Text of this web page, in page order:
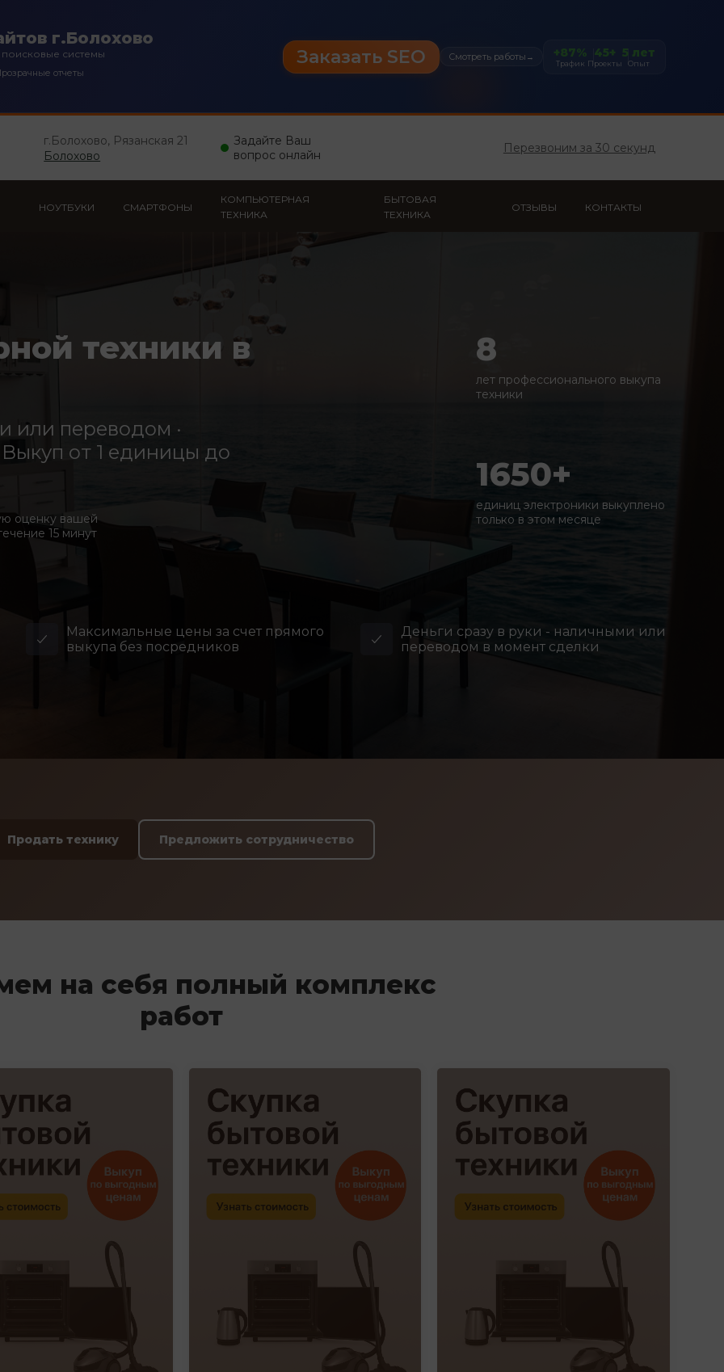
г.Болохово
системы
отчеты
Заказать SEO Смотреть работы → +87%
Трафик
45+
Проекты
5 лет
Опыт
г.Болохово, Рязанская 21
Болохово
Задайте Ваш
вопрос онлайн
Перезвоним за 30 секунд
НОУТБУКИ СМАРТФОНЫ
КОМПЬЮТЕРНАЯ
ТЕХНИКА
БЫТОВАЯ
ТЕХНИКА
ОТЗЫВЫ КОНТАКТЫ
техники в
или переводом ·
от 1 единицы до
оценку вашей
15 минут
8
лет профессионального выкупа
техники
1650+
единиц электроники выкуплено
только в этом месяце
Максимальные цены за счет прямого
выкупа без посредников
Деньги сразу в руки - наличными или
переводом в момент сделки
Продать технику Предложить сотрудничество
на себя полный комплекс
работ